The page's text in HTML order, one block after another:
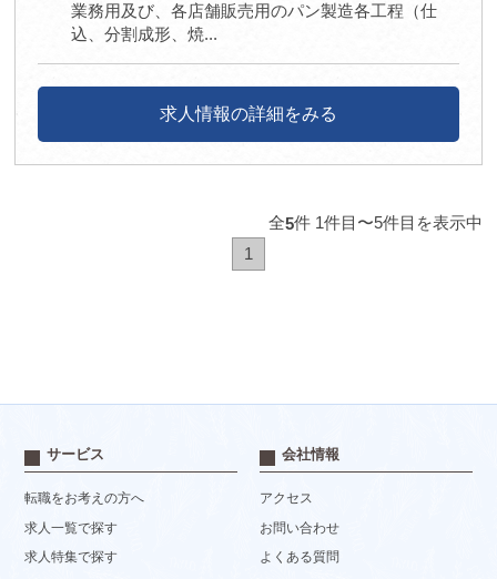
業務用及び、各店舗販売用のパン製造各工程（仕
込、分割成形、焼...
求人情報の詳細をみる
全5件 1件目〜5件目を表示中
1
サービス
転職をお考えの方へ
求人一覧で探す
求人特集で探す
会社情報
アクセス
お問い合わせ
よくある質問